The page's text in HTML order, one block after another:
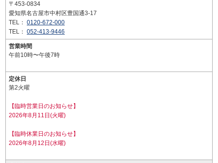
〒453-0834
愛知県名古屋市中村区豊国通3-17
TEL： 0120-672-000
TEL： 052-413-9446
営業時間
午前10時〜午後7時
定休日
第2火曜
【臨時営業日のお知らせ】
2026年8月11日(火曜)
【臨時休業日のお知らせ】
2026年8月12日(水曜)